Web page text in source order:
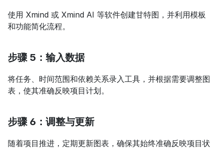
使用 Xmind 或 Xmind AI 等软件创建甘特图，并利用模板
和功能简化流程。
步骤 5：输入数据
将任务、时间范围和依赖关系录入工具，并根据需要调整图
表，使其准确反映项目计划。
步骤 6：调整与更新
随着项目推进，定期更新图表，确保其始终准确反映项目状